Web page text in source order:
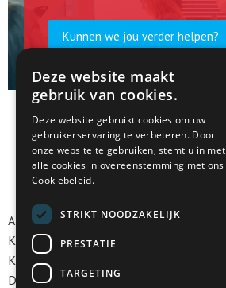
Kunnen we jou verder helpen?
Algemene voorwaarden
Klokkenluidersregeling
Klachtenregeling
Disclaimer
Deze website maakt
gebruik van cookies.
Deze website gebruikt cookies om uw
gebruikerservaring te verbeteren. Door
onze website te gebruiken, stemt u in met
alle cookies in overeenstemming met ons
Cookiebeleid.
STRIKT NOODZAKELIJK
PRESTATIE
TARGETING